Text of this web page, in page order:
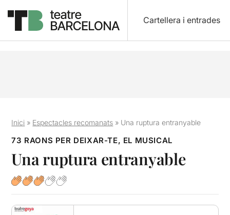
Cartellera i entrades
Inici » Espectacles recomanats » Una ruptura entranyable
73 RAONS PER DEIXAR-TE, EL MUSICAL
Una ruptura entranyable